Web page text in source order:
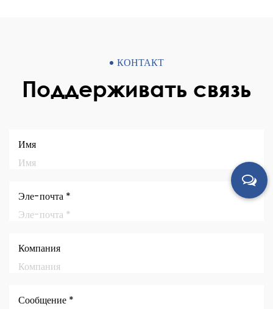
КОНТАКТ
Поддерживать связь
Имя
Эле-почта *
Компания
Сообщение *